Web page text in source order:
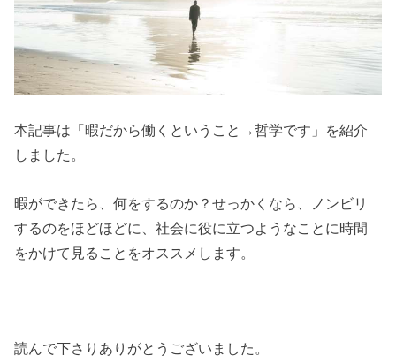
本記事は「暇だから働くということ→哲学です」を紹介
しました。
暇ができたら、何をするのか？せっかくなら、ノンビリ
するのをほどほどに、社会に役に立つようなことに時間
をかけて見ることをオススメします。
読んで下さりありがとうございました。